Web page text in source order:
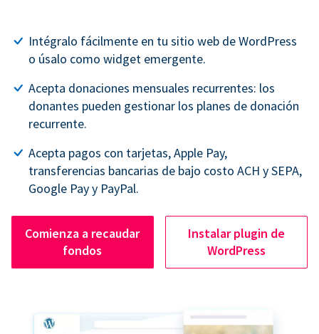
Intégralo fácilmente en tu sitio web de WordPress
o úsalo como widget emergente.
Acepta donaciones mensuales recurrentes: los
donantes pueden gestionar los planes de donación
recurrente.
Acepta pagos con tarjetas, Apple Pay,
transferencias bancarias de bajo costo ACH y SEPA,
Google Pay y PayPal.
Comienza a recaudar
fondos
Instalar plugin de
WordPress